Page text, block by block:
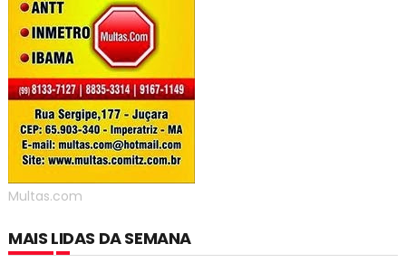
Multas.com
MAIS LIDAS DA SEMANA